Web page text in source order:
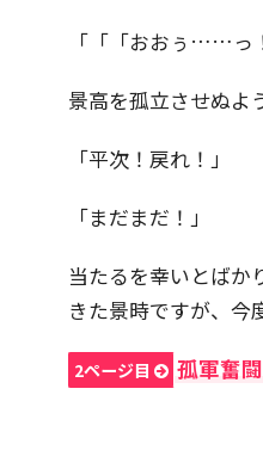
「「「おおぅ……っ
景高を孤立させぬよ
「平次！戻れ！」
「まだまだ！」
当たるを幸いとばか
きた景時ですが、今
2ページ目 孤軍奮